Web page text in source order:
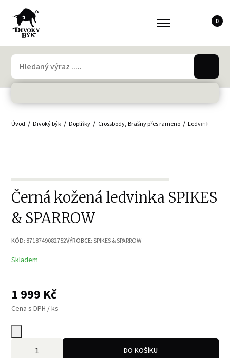
0
Úvod Divoký býk Doplňky Crossbody, Brašny přes rameno Ledvinky
Černá kožená ledvinka SPIKES
& SPARROW
KÓD: 8718749082752VÝROBCE: SPIKES & SPARROW
Skladem
1 999 Kč
Cena s DPH / ks
-
DO KOŠÍKU